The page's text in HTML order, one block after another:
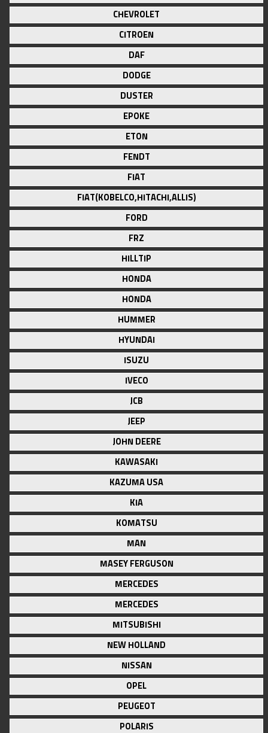
CHEVROLET
CITROEN
DAF
DODGE
DUSTER
EPOKE
ETON
FENDT
FIAT
FIAT(KOBELCO,HITACHI,ALLIS)
FORD
FRZ
HILLTIP
HONDA
HONDA
HUMMER
HYUNDAI
ISUZU
IVECO
JCB
JEEP
JOHN DEERE
KAWASAKI
KAZUMA USA
KIA
KOMATSU
MAN
MASEY FERGUSON
MERCEDES
MERCEDES
MITSUBISHI
NEW HOLLAND
NISSAN
OPEL
PEUGEOT
POLARIS